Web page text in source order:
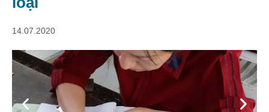
14.07.2020
Previous Next